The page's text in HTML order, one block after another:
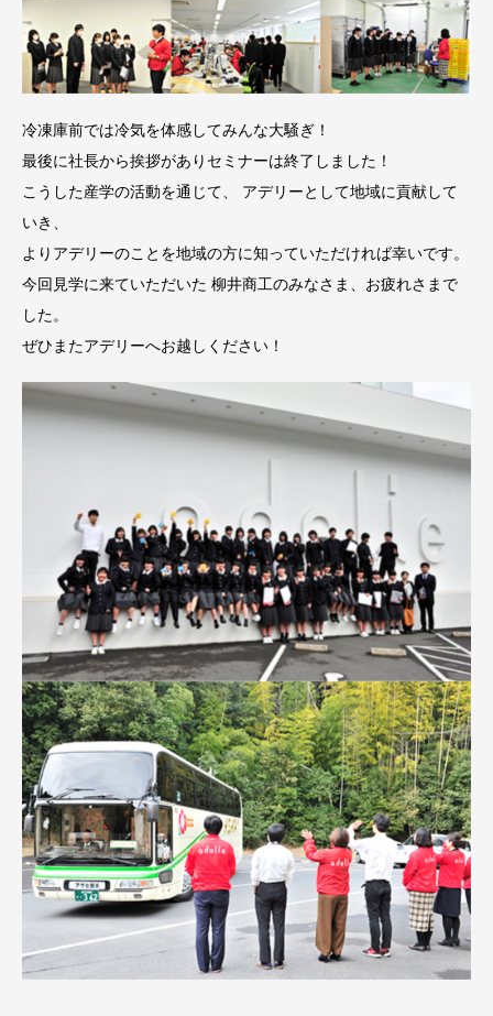
冷凍庫前では冷気を体感してみんな大騒ぎ！
最後に社長から挨拶がありセミナーは終了しました！
こうした産学の活動を通じて、 アデリーとして地域に貢献して
いき、
よりアデリーのことを地域の方に知っていただければ幸いです。
今回見学に来ていただいた 柳井商工のみなさま、お疲れさまで
した。
ぜひまたアデリーへお越しください！